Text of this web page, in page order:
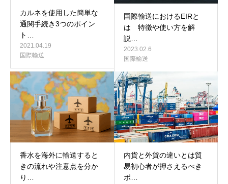
カルネを使用した簡単な
通関手続き3つのポイン
ト…
2021.04.19
国際輸送
国際輸送におけるEIRと
は 特徴や使い方を解
説…
2023.02.6
国際輸送
香水を海外に輸送すると
きの流れや注意点を分か
り…
内貨と外貨の違いとは貿
易初心者が押さえるべき
ポ…